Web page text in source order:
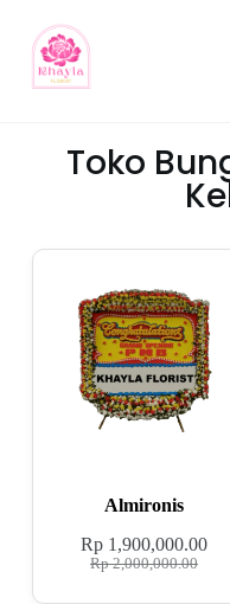
Toko
Almironis
Rp2,000,000.00
Rp1,900,000.00